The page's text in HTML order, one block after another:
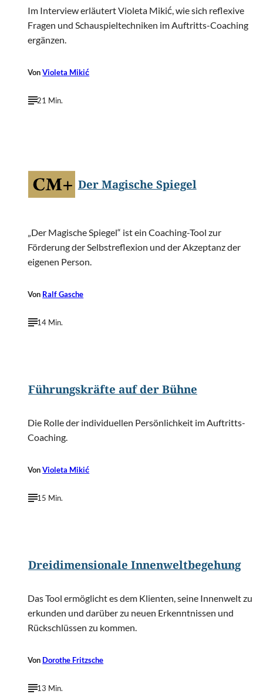
Im Interview erläutert Violeta Mikić, wie sich reflexive
Fragen und Schauspieltechniken im Auftritts-Coaching
ergänzen.
VonVioleta Mikić
21 Min.
Der Magische Spiegel
„Der Magische Spiegel“ ist ein Coaching-Tool zur
Förderung der Selbstreflexion und der Akzeptanz der
eigenen Person.
Von Ralf Gasche
14 Min.
Führungskräfte auf der Bühne
Die Rolle der individuellen Persönlichkeit im Auftritts-
Coaching.
VonVioleta Mikić
15 Min.
Dreidimensionale Innenweltbegehung
Das Tool ermöglicht es dem Klienten, seine Innenwelt zu
erkunden und darüber zu neuen Erkenntnissen und
Rückschlüssen zu kommen.
Von Dorothe Fritzsche
13 Min.